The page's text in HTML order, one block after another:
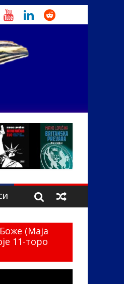
(Маја
11-торо